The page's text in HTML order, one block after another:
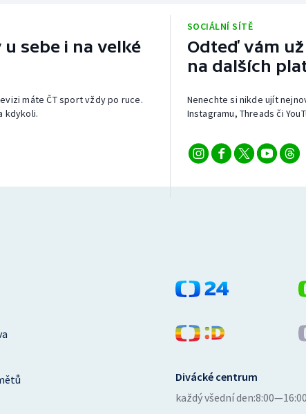
sebe i na velké
máte ČT sport vždy po ruce.
kdykoli.
SOCIÁLNÍ SÍTĚ
Odteď vám
na dalších
Nenechte si nikde ujít
Instagramu, Threads či
Divácké centrum
každý všední den: